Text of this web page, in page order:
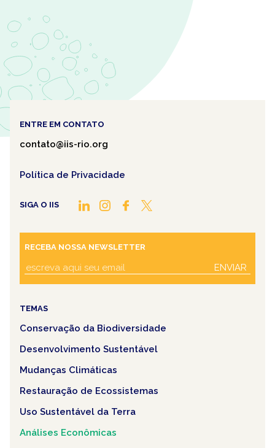
ENTRE EM CONTATO
contato@iis-rio.org
Política de Privacidade
SIGA O IIS
RECEBA NOSSA NEWSLETTER
ENVIAR
TEMAS
Conservação da Biodiversidade
Desenvolvimento Sustentável
Mudanças Climáticas
Restauração de Ecossistemas
Uso Sustentável da Terra
Análises Econômicas